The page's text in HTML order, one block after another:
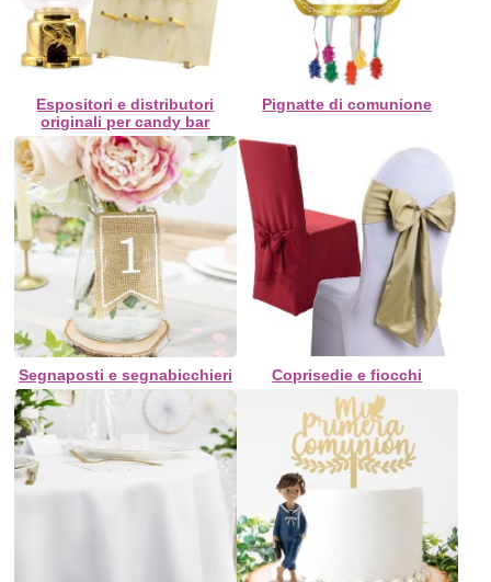
Espositori e distributori
originali per candy bar
Pignatte di comunione
Segnaposti e segnabicchieri Coprisedie e fiocchi